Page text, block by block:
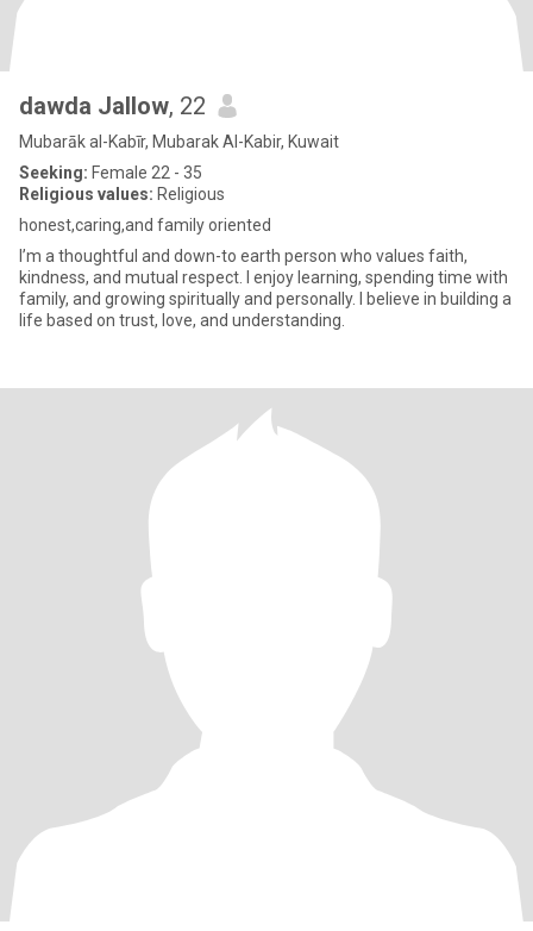
dawda Jallow, 22
Mubarāk al-Kabīr, Mubarak Al-Kabir, Kuwait
Seeking: Female 22 - 35
Religious values: Religious
honest,caring,and family oriented
I’m a thoughtful and down-to earth person who values faith,
kindness, and mutual respect. I enjoy learning, spending time with
family, and growing spiritually and personally. I believe in building a
life based on trust, love, and understanding.